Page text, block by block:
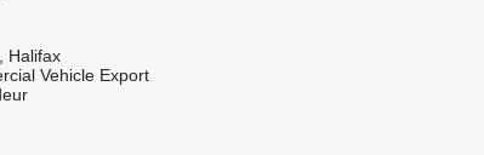
Halifax
Vehicle Export